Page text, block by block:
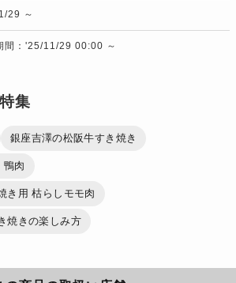
29 ～
間：'25/11/29 00:00 ～
集
銀座吉澤の松阪牛すき焼き
鴨肉
き用 枯らしモモ肉
焼きの楽しみ方